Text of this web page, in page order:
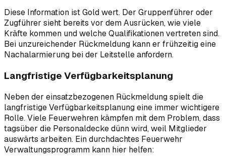
Diese Information ist Gold wert. Der Gruppenführer oder
Zugführer sieht bereits vor dem Ausrücken, wie viele
Kräfte kommen und welche Qualifikationen vertreten sind.
Bei unzureichender Rückmeldung kann er frühzeitig eine
Nachalarmierung bei der Leitstelle anfordern.
Langfristige Verfügbarkeitsplanung
Neben der einsatzbezogenen Rückmeldung spielt die
langfristige Verfügbarkeitsplanung eine immer wichtigere
Rolle. Viele Feuerwehren kämpfen mit dem Problem, dass
tagsüber die Personaldecke dünn wird, weil Mitglieder
auswärts arbeiten. Ein durchdachtes Feuerwehr
Verwaltungsprogramm kann hier helfen: